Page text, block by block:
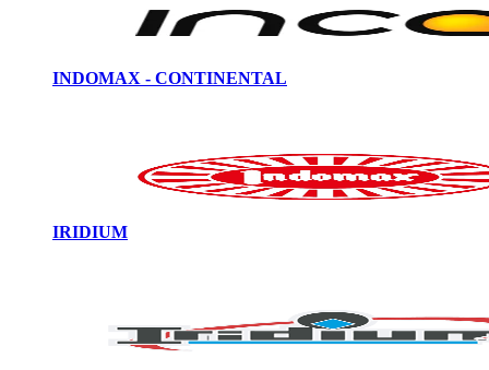
INDOMAX - CONTINENTAL
IRIDIUM